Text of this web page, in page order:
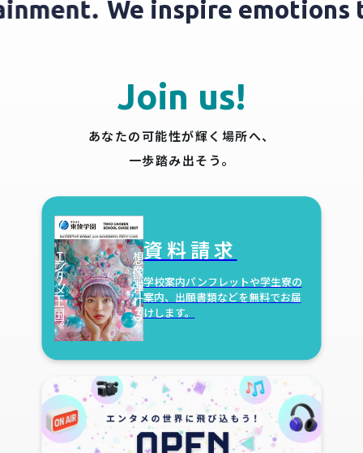
We inspire
Join us!
あなたの可能性が輝く場所へ、
一歩踏み出そう。
資料請求
学校案内パンフレットや学生寮の
案内、出願書類などを無料でお届
けします。